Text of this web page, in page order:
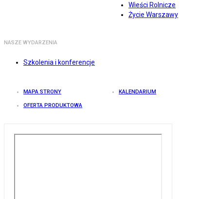
Wieści Rolnicze
Życie Warszawy
NASZE WYDARZENIA
Szkolenia i konferencje
MAPA STRONY KALENDARIUM
OFERTA PRODUKTOWA